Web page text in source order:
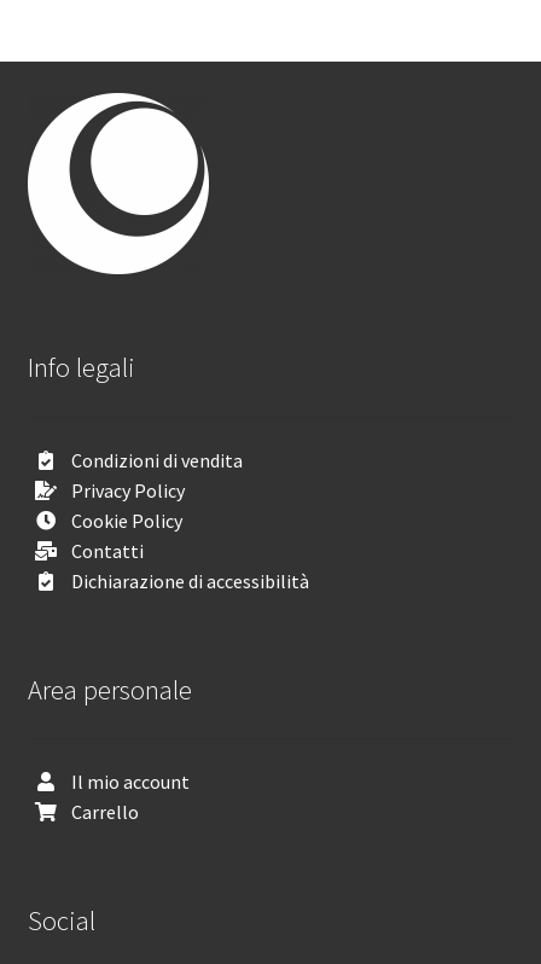
Info legali
Condizioni di vendita
Privacy Policy
Cookie Policy
Contatti
Dichiarazione di accessibilità
Area personale
Il mio account
Carrello
Social